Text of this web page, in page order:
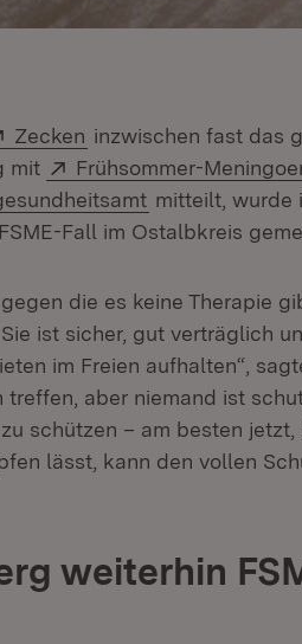
Extern:
Zecken (Öffnet in neuem
inzwischen fast das
mit
Extern:
Frühsommer-
(Öffnet in
mitteilt, wurde
Fall im Ostalbkreis
die es keine Therapie
ist sicher, gut verträglich
im Freien aufhalten“,
treffen, aber niemand ist
schützen – am besten
lässt, kann den vollen
weiterhin